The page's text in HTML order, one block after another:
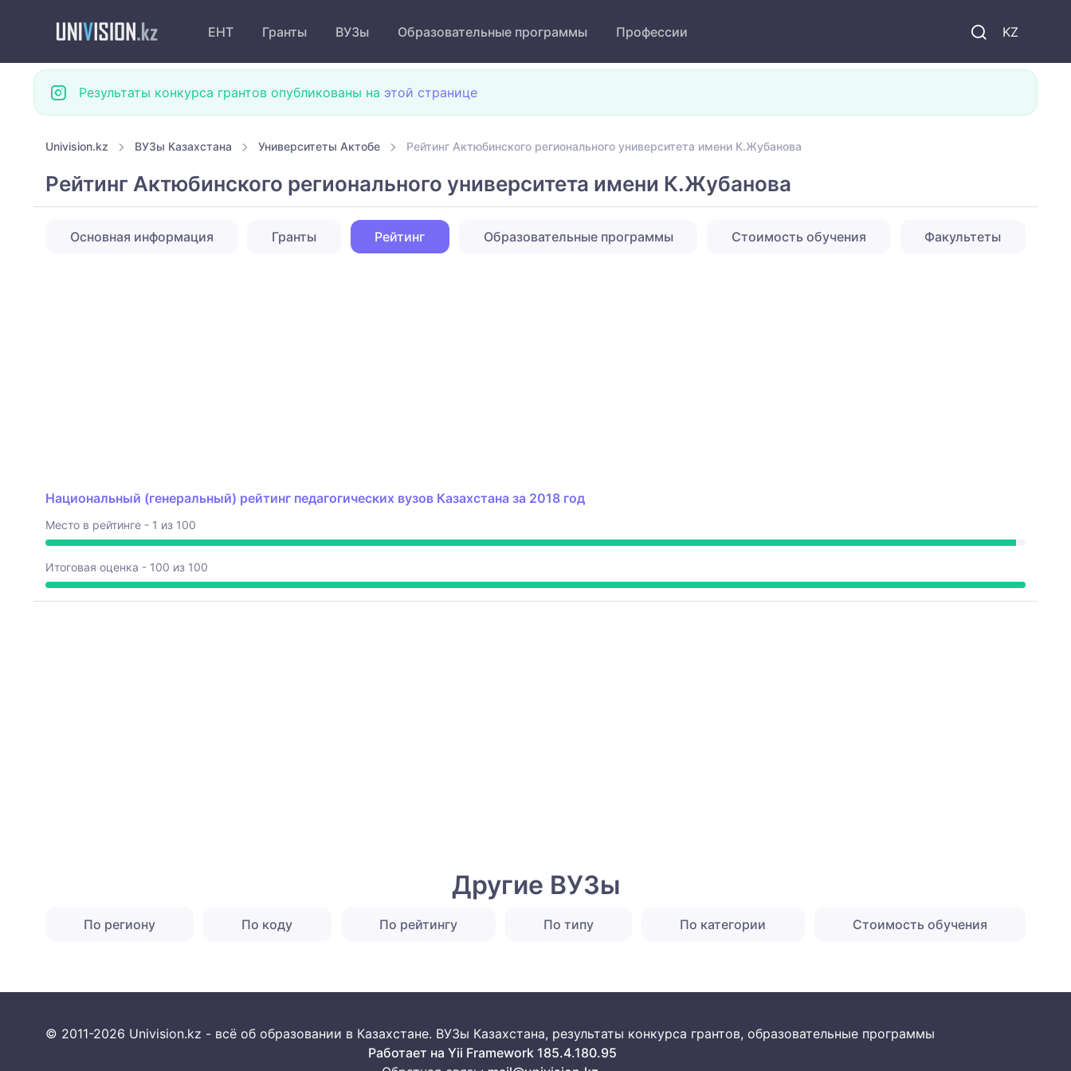
KZ
ЕНТ Гранты ВУЗы Образовательные программы Профессии
Результаты конкурса грантов опубликованы на этой странице
Univision.kz ВУЗы Казахстана Университеты Актобе Рейтинг Актюбинского регионального университета имени К.Жубанова
Рейтинг Актюбинского регионального университета имени К.Жубанова
Основная информация Гранты Рейтинг Образовательные программы Стоимость обучения Факультеты
Национальный (генеральный) рейтинг педагогических вузов Казахстана за 2018 год
Место в рейтинге - 1 из 100
Итоговая оценка - 100 из 100
Другие ВУЗы
По региону По коду По рейтингу По типу По категории Стоимость обучения
© 2011-2026 Univision.kz - всё об образовании в Казахстане. ВУЗы Казахстана, результаты конкурса грантов, образовательные программы
Работает на Yii Framework 185.4.180.95